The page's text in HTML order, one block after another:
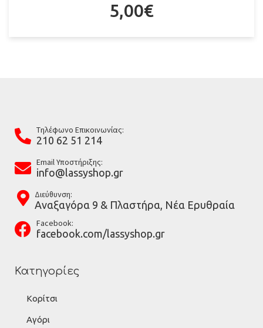
5,00€
Tηλέφωνο Επικοινωνίας:
210 62 51 214
Email Υποστήριξης:
info@lassyshop.gr
Διεύθυνση:
Αναξαγόρα 9 & Πλαστήρα, Νέα Ερυθραία
Facebook:
facebook.com/lassyshop.gr
Κατηγορίες
Κορίτσι
Αγόρι